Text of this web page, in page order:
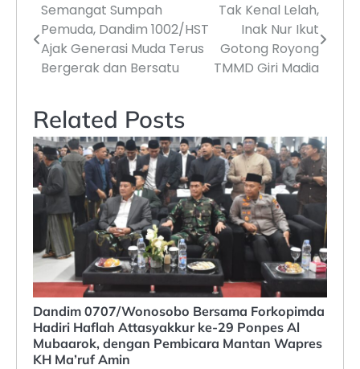
Navigasi
pos
Semangat Sumpah
Pemuda, Dandim 1002/HST
Ajak Generasi Muda Terus
Bergerak dan Bersatu
Tak Kenal Lelah,
Inak Nur Ikut
Gotong Royong
TMMD Giri Madia
Related Posts
Dandim 0707/Wonosobo Bersama Forkopimda
Hadiri Haflah Attasyakkur ke-29 Ponpes Al
Mubaarok, dengan Pembicara Mantan Wapres
KH Ma’ruf Amin